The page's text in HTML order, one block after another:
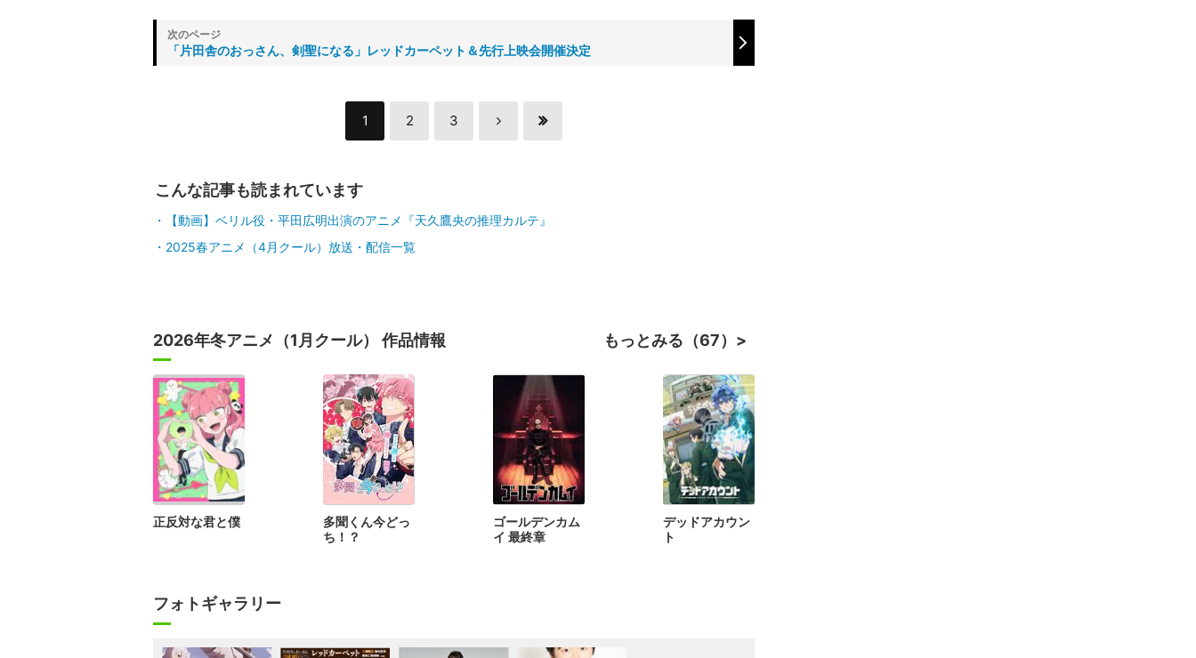
「片田舎のおっさん、剣聖になる」レッドカーペット＆先行上映会開催決定
1 2 3
こんな記事も読まれています
【動画】ベリル役・平田広明出演のアニメ『天久鷹央の推理カルテ』
2025春アニメ（4月クール）放送・配信一覧
2026年冬アニメ（1月クール） 作品情報 もっとみる（67）
正反対な君と僕
多聞くん今どっ
ち！？
ゴールデンカム
イ 最終章
デッドアカウン
ト
フォトギャラリー